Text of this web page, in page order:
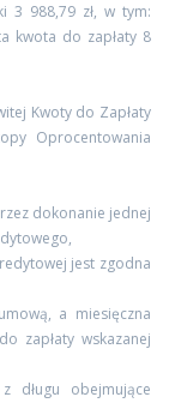
3 988,79 zł, w tym:
kwota do zapłaty 8
Kwoty do Zapłaty
Oprocentowania
dokonanie jednej
jest zgodna
a miesięczna
zapłaty wskazanej
długu obejmujące